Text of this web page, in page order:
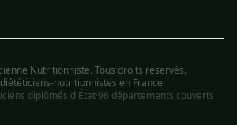
Nutritionniste. Tous droits réservés.
nutritionnistes en France
diplômés d'État·96 départements couverts